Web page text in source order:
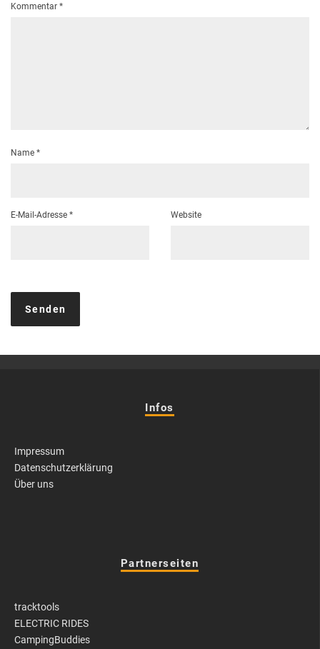
Kommentar *
Name *
E-Mail-Adresse * Website
Infos
Impressum
Datenschutzerklärung
Über uns
Partnerseiten
tracktools
ELECTRIC RIDES
CampingBuddies